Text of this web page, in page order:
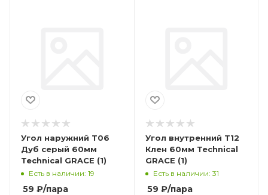
Угол наружний Т06
Дуб серый 60мм
Technical GRACE (1)
Есть в наличии: 19
59 ₽/пара
Угол внутренний Т12
Клен 60мм Technical
GRACE (1)
Есть в наличии: 31
59 ₽/пара